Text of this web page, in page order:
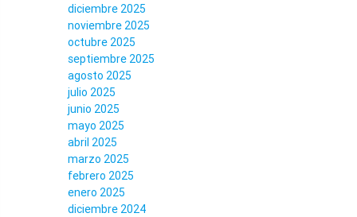
diciembre 2025
noviembre 2025
octubre 2025
septiembre 2025
agosto 2025
julio 2025
junio 2025
mayo 2025
abril 2025
marzo 2025
febrero 2025
enero 2025
diciembre 2024